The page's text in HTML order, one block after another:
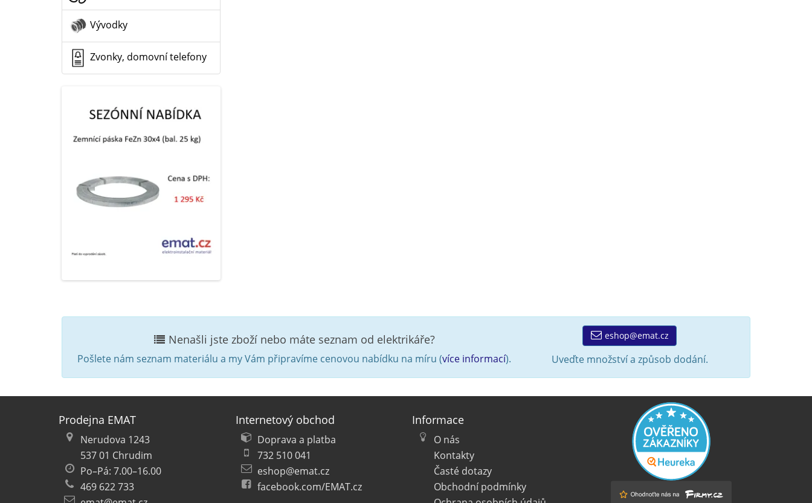
Vývodky
Zvonky, domovní telefony
Nenašli jste zboží nebo máte seznam od elektrikáře?
Pošlete nám seznam materiálu a my Vám připravíme cenovou nabídku na míru (více informací).
eshop@emat.cz
Uveďte množství a způsob dodání.
Prodejna EMAT
Nerudova 1243
537 01 Chrudim
Po–Pá: 7.00–16.00
469 622 733
Internetový obchod
Doprava a platba
732 510 041
eshop@emat.cz
facebook.com/EMAT.cz
Informace
O nás
Kontakty
Časté dotazy
Obchodní podmínky